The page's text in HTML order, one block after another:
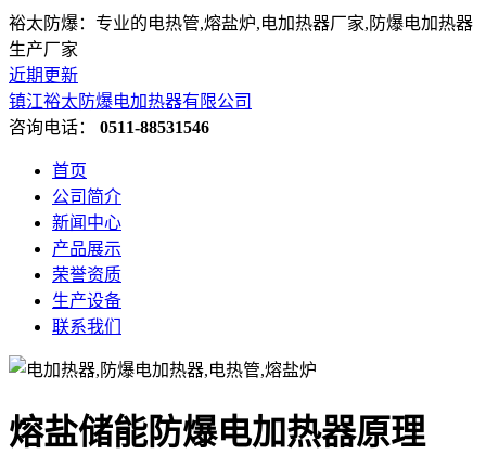
裕太防爆：专业的电热管,熔盐炉,电加热器厂家,防爆电加热器
生产厂家
近期更新
镇江裕太防爆电加热器有限公司
咨询电话： 0511-88531546
首页
公司简介
新闻中心
产品展示
荣誉资质
生产设备
联系我们
熔盐储能防爆电加热器原理